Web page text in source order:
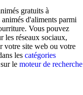
gratuits à
d'aliments parmi
Vous pouvez
les réseaux sociaux,
votre site web ou votre
les catégories
le moteur de recherche